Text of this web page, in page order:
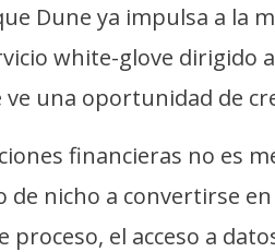
Dune ya impulsa a la
white-glove dirigido
ve una oportunidad de
financieras no es
nicho a convertirse
proceso, el acceso a